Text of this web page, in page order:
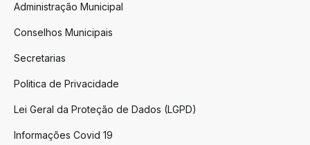
Administração Municipal
Conselhos Municipais
Secretarias
Politica de Privacidade
Lei Geral da Proteção de Dados (LGPD)
Informações Covid 19